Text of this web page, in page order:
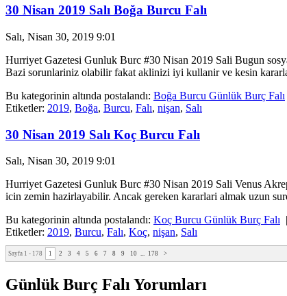
30 Nisan 2019 Salı Boğa Burcu Falı
Salı, Nisan 30, 2019 9:01
Hurriyet Gazetesi Gunluk Burc #30 Nisan 2019 Sali Bugun
Bazi sorunlariniz olabilir fakat aklinizi iyi kullanir ve kesin
Bu kategorinin altında postalandı: Boğa Burcu Günlük Burç Falı
Etiketler: 2019, Boğa, Burcu, Falı, nişan, Salı
30 Nisan 2019 Salı Koç Burcu Falı
Salı, Nisan 30, 2019 9:01
Hurriyet Gazetesi Gunluk Burc #30 Nisan 2019 Sali Venus
icin zemin hazirlayabilir. Ancak gereken kararlari almak uzun
Bu kategorinin altında postalandı: Koç Burcu Günlük Burç Falı |
Etiketler: 2019, Burcu, Falı, Koç, nişan, Salı
Sayfa 1 - 178 1 2 3 4 5 6 7 8 9 10 ... 178 >
Günlük Burç Falı Yorumları